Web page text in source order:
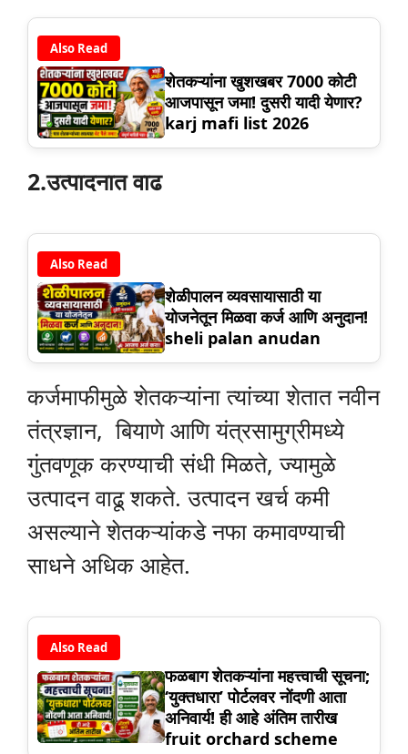
Also Read
शेतकऱ्यांना खुशखबर 7000 कोटी
आजपासून जमा! दुसरी यादी येणार?
karj mafi list 2026
2.उत्पादनात वाढ
Also Read
शेळीपालन व्यवसायासाठी या
योजनेतून मिळवा कर्ज आणि अनुदान!
sheli palan anudan
कर्जमाफीमुळे शेतकऱ्यांना त्यांच्या शेतात नवीन
तंत्रज्ञान, बियाणे आणि यंत्रसामुग्रीमध्ये
गुंतवणूक करण्याची संधी मिळते, ज्यामुळे
उत्पादन वाढू शकते. उत्पादन खर्च कमी
असल्याने शेतकऱ्यांकडे नफा कमावण्याची
साधने अधिक आहेत.
Also Read
फळबाग शेतकऱ्यांना महत्त्वाची सूचना;
‘युक्तधारा’ पोर्टलवर नोंदणी आता
अनिवार्य! ही आहे अंतिम तारीख
fruit orchard scheme